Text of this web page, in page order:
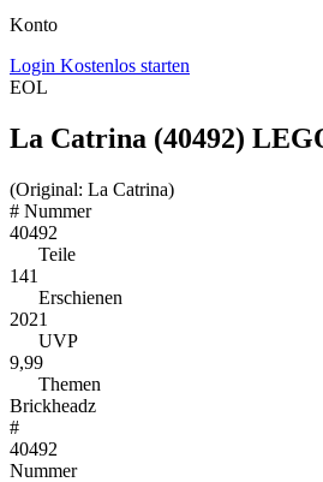
Konto
Login Kostenlos starten
EOL
La Catrina (40492)
(Original: La Catrina)
# Nummer
40492
Teile
141
Erschienen
2021
UVP
9,99
Themen
Brickheadz
#
40492
Nummer